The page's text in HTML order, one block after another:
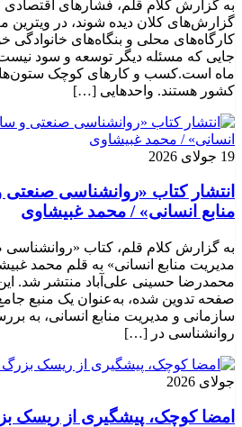
به گزارش کلام قلم، فشارهای اقتصادی
گزارش‌های کلان دیده شوند، در ویترین
کارگاه‌های محلی و بنگاه‌های خانوادگی
جایی که مسئله دیگر توسعه و سود نیست،
ماه است.کسب‌ و کارهای کوچک
کشور هستند. واحدهایی […]
19 جولای 2026
انتشار کتاب «روانشناسی
منابع انسانی» / محمد غبیشاوی
به گزارش کلام قلم، کتاب
مدیریت منابع انسانی» به قلم محمد
صفحه تدوین شده، به‌عنوان یک منبع
سازمانی و مدیریت منابع انسانی، به
روانشناسی در […]
جولای 2026
امضا کوچک، پیشگیری از ریسک